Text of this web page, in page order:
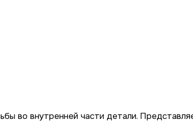
во внутренней части детали.